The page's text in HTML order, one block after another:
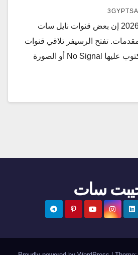
ناس كتير فوجئت في 2026 إن بعض قنوات نايل سات
تفتح الرسيفر تلاقي قنوات
شغالة وقنوات تانية مكتوب عليها No Signal أو الصورة
سات